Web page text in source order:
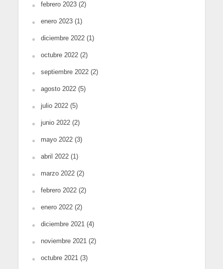
febrero 2023(2)
enero 2023(1)
diciembre 2022(1)
octubre 2022(2)
septiembre 2022(2)
agosto 2022(5)
julio 2022(5)
junio 2022(2)
mayo 2022(3)
abril 2022(1)
marzo 2022(2)
febrero 2022(2)
enero 2022(2)
diciembre 2021(4)
noviembre 2021(2)
octubre 2021(3)